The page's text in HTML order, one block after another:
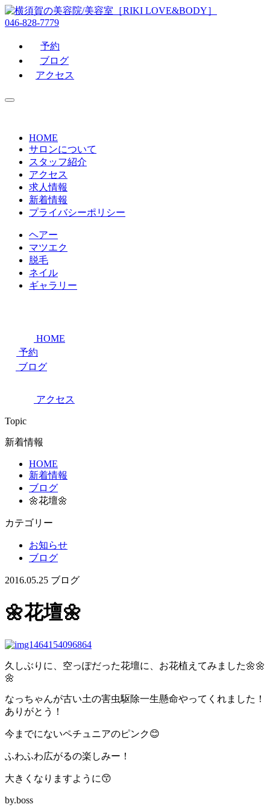
046-828-7779
予約
ブログ
アクセス
HOME
サロンについて
スタッフ紹介
アクセス
求人情報
新着情報
プライバシーポリシー
ヘアー
マツエク
脱毛
ネイル
ギャラリー
HOME
予約
ブログ
アクセス
Topic
新着情報
HOME
新着情報
ブログ
🌼花壇🌼
カテゴリー
お知らせ
ブログ
2016.05.25 ブログ
🌼花壇🌼
久しぶりに、空っぽだった花壇に、お花植えてみました🌼🌼
🌼
なっちゃんが古い土の害虫駆除一生懸命やってくれました！
ありがとう！
今までにないペチュニアのピンク😊
ふわふわ広がるの楽しみー！
大きくなりますように😙
by.boss